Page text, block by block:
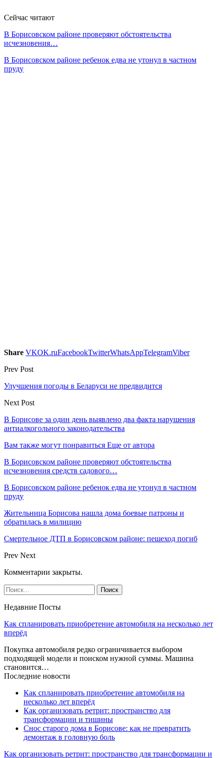
Сейчас читают
В Борисовском районе проверяют обстоятельства
исчезновения…
В Борисовском районе ребенок едва не утонул в частном
пруду
Share VKOK.ruFacebookTwitterWhatsAppTelegramViber
Prev Post
Улучшения погоды в Беларуси не предвидится
Next Post
В Борисове за один день выявлено два факта нарушения
антиалкогольного законодательства
Вам также могут понравиться Еще от автора
В Борисовском районе проверяют обстоятельства
исчезновения средств садового…
В Борисовском районе ребенок едва не утонул в частном
пруду
Жительница Борисова нашла дома боевые патроны и
обратилась в милицию
Смертельное ДТП в Борисовском районе: пешеход погиб
Prev Next
Комментарии закрыты.
Недавние Посты
Как спланировать приобретение автомобиля на несколько лет
вперёд
Покупка автомобиля редко ограничивается выбором
подходящей модели и поиском нужной суммы. Машина
становится…
Последние новости
Как спланировать приобретение автомобиля на
несколько лет вперёд
Как организовать ретрит: пространство для
трансформации и тишины
Снос старого дома в Борисове: как не превратить
демонтаж в головную боль
Как организовать ретрит: пространство для трансформации и